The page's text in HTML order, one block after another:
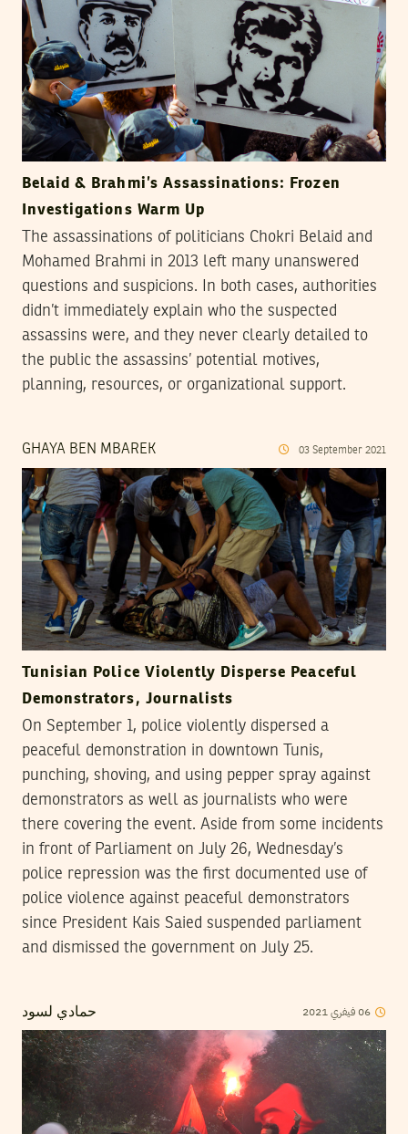
Belaid & Brahmi’s Assassinations: Frozen
Investigations Warm Up
The assassinations of politicians Chokri Belaid and
Mohamed Brahmi in 2013 left many unanswered
questions and suspicions. In both cases, authorities
didn’t immediately explain who the suspected
assassins were, and they never clearly detailed to
the public the assassins’ potential motives,
planning, resources, or organizational support.
GHAYA BEN MBAREK 03 September 2021
Tunisian Police Violently Disperse Peaceful
Demonstrators, Journalists
On September 1, police violently dispersed a
peaceful demonstration in downtown Tunis,
punching, shoving, and using pepper spray against
demonstrators as well as journalists who were
there covering the event. Aside from some incidents
in front of Parliament on July 26, Wednesday’s
police repression was the first documented use of
police violence against peaceful demonstrators
since President Kais Saied suspended parliament
and dismissed the government on July 25.
حمادي لسود 06فيفري2021